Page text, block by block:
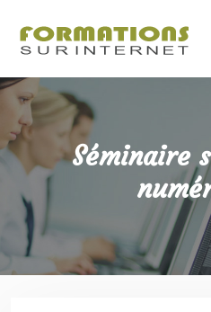
Séminaire